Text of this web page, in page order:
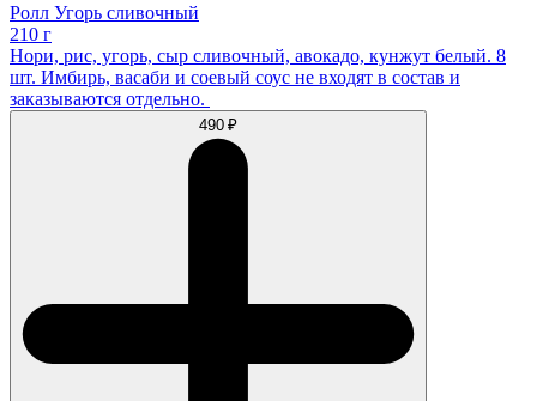
Ролл Угорь сливочный
210 г
Нори, рис, угорь, сыр сливочный, авокадо, кунжут белый. 8
шт. Имбирь, васаби и соевый соус не входят в состав и
заказываются отдельно.
490 ₽